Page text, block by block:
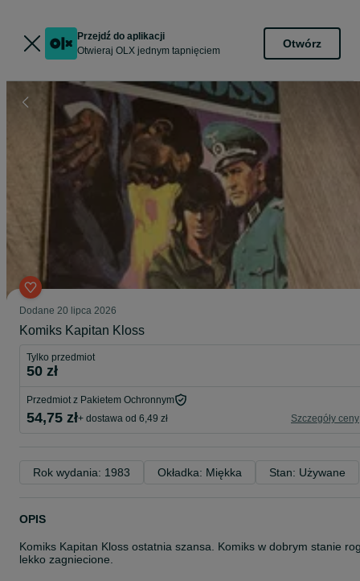
Przejdź do aplikacji
Otwieraj OLX jednym tapnięciem
Otwórz
Dodane 20 lipca 2026
Komiks Kapitan Kloss
Tylko przedmiot
50 zł
Przedmiot z Pakietem Ochronnym
54,75 zł+ dostawa od 6,49 zł Szczegóły ceny
Rok wydania: 1983 Okładka: Miękka Stan: Używane
OPIS
Komiks Kapitan Kloss ostatnia szansa. Komiks w dobrym stanie
lekko zagniecione.